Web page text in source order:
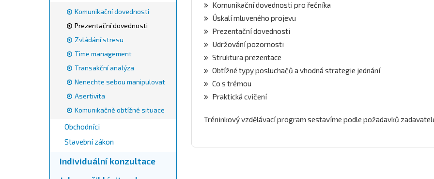
Komunikační dovednosti
Prezentační dovednosti
Zvládání stresu
Time management
Transakční analýza
Nenechte sebou manipulovat
Asertivita
Komunikačně obtížné situace
Obchodníci
Stavební zákon
Individuální konzultace
Komunikační dovednosti pro řečníka
Úskalí mluveného projevu
Prezentační dovednosti
Udržování pozornosti
Struktura prezentace
Obtížné typy posluchačů a vhodná strategie jednání
Co s trémou
Praktická cvičení
Tréninkový vzdělávací program sestavíme podle požadavků